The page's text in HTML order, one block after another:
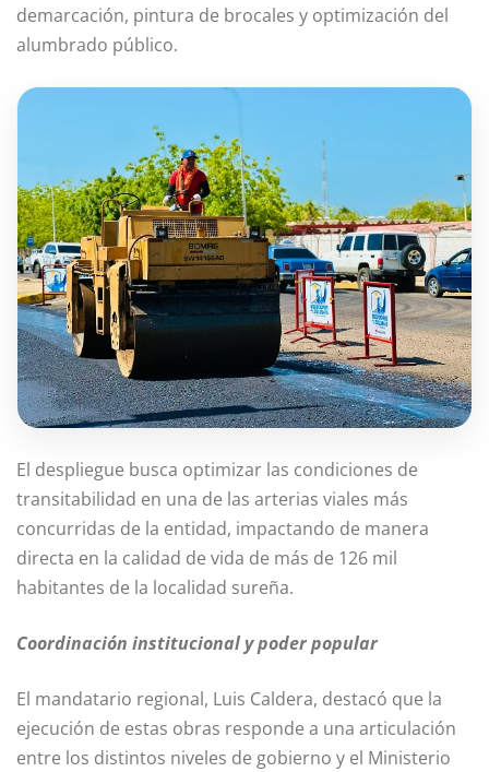
demarcación, pintura de brocales y optimización del
alumbrado público.
El despliegue busca optimizar las condiciones de
transitabilidad en una de las arterias viales más
concurridas de la entidad, impactando de manera
directa en la calidad de vida de más de 126 mil
habitantes de la localidad sureña.
Coordinación institucional y poder popular
El mandatario regional, Luis Caldera, destacó que la
ejecución de estas obras responde a una articulación
entre los distintos niveles de gobierno y el Ministerio